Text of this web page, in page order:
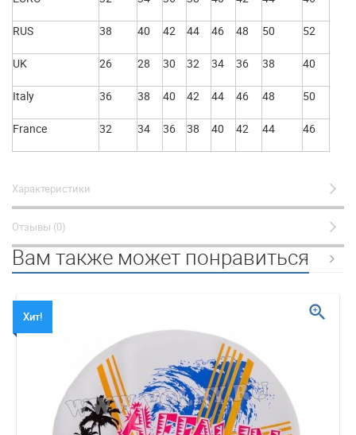
RUS 38 40 42 44 46 48 50 52
UK 26 28 30 32 34 36 38 40
Italy 36 38 40 42 44 46 48 50
France 32 34 36 38 40 42 44 46
Характеристики
Отзывы (0)
Вам также может понравиться
Хит! zoom_in